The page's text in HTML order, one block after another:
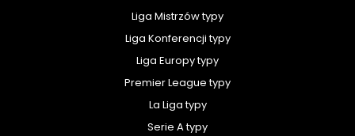
Liga Mistrzów typy
Liga Konferencji typy
Liga Europy typy
Premier League typy
La Liga typy
Serie A typy